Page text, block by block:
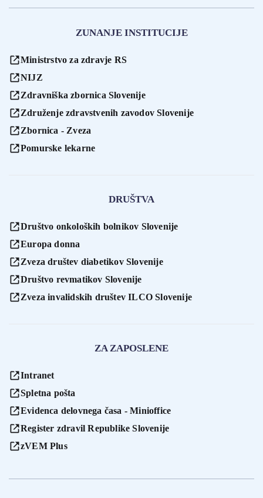
ZUNANJE INSTITUCIJE
Ministrstvo za zdravje RS
NIJZ
Zdravniška zbornica Slovenije
Združenje zdravstvenih zavodov Slovenije
Zbornica - Zveza
Pomurske lekarne
DRUŠTVA
Društvo onkoloških bolnikov Slovenije
Europa donna
Zveza društev diabetikov Slovenije
Društvo revmatikov Slovenije
Zveza invalidskih društev ILCO Slovenije
ZA ZAPOSLENE
Intranet
Spletna pošta
Evidenca delovnega časa - Minioffice
Register zdravil Republike Slovenije
zVEM Plus